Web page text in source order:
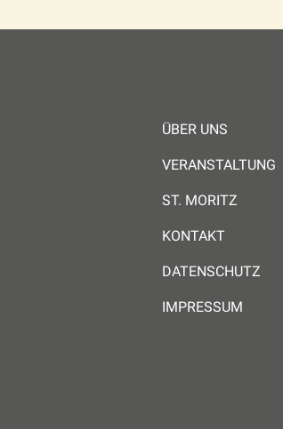
ÜBER UNS
VERANSTALTUNG
ST. MORITZ
KONTAKT
DATENSCHUTZ
IMPRESSUM